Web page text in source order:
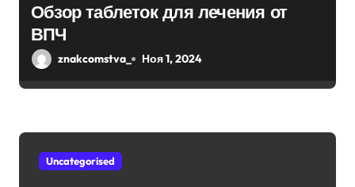
Обзор таблеток для лечения от
ВПЧ
znakcomstva_ Ноя 1, 2024
Uncategorised